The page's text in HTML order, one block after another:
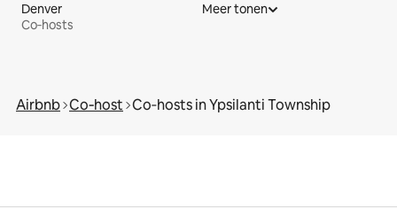
Denver
Co‑hosts
Meer tonen
Airbnb Co‑host Co‑hosts in Ypsilanti Township